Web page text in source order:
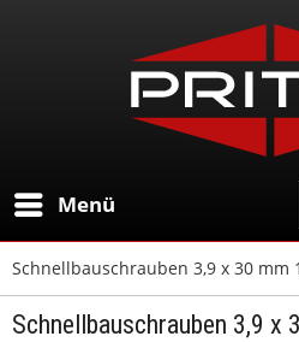
Menü
Schnellbauschrauben 3,9 x 30 mm
Schnellbauschrauben 3,9 x